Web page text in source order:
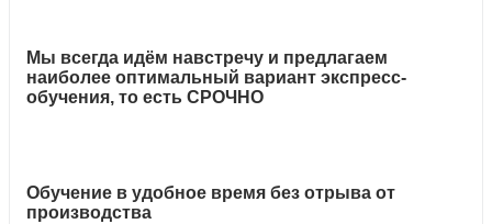
Мы всегда идём навстречу и предлагаем
наиболее оптимальный вариант экспресс-
обучения, то есть СРОЧНО
Обучение в удобное время без отрыва от
производства